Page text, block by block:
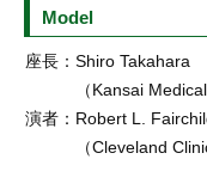
Model
座長： Shiro Takahara
（Kansai
演者： Robert L.
（Cleveland